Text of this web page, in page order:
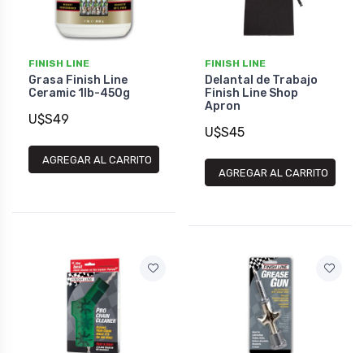
FINISH LINE
Grasa Finish Line
Ceramic 1lb-450g
U$S49
AGREGAR AL CARRITO
FINISH LINE
Delantal de Trabajo
Finish Line Shop
Apron
U$S45
AGREGAR AL CARRITO